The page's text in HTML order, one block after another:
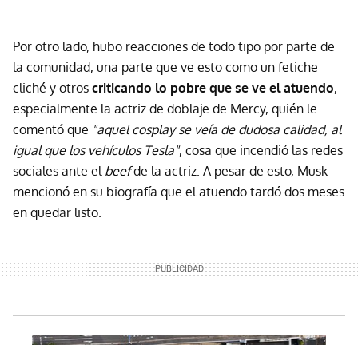
Por otro lado, hubo reacciones de todo tipo por parte de
la comunidad, una parte que ve esto como un fetiche
cliché y otros criticando lo pobre que se ve el atuendo,
especialmente la actriz de doblaje de Mercy, quién le
comentó que "aquel cosplay se veía de dudosa calidad, al
igual que los vehículos Tesla", cosa que incendió las redes
sociales ante el beefde la actriz. A pesar de esto, Musk
mencionó en su biografía que el atuendo tardó dos meses
en quedar listo.